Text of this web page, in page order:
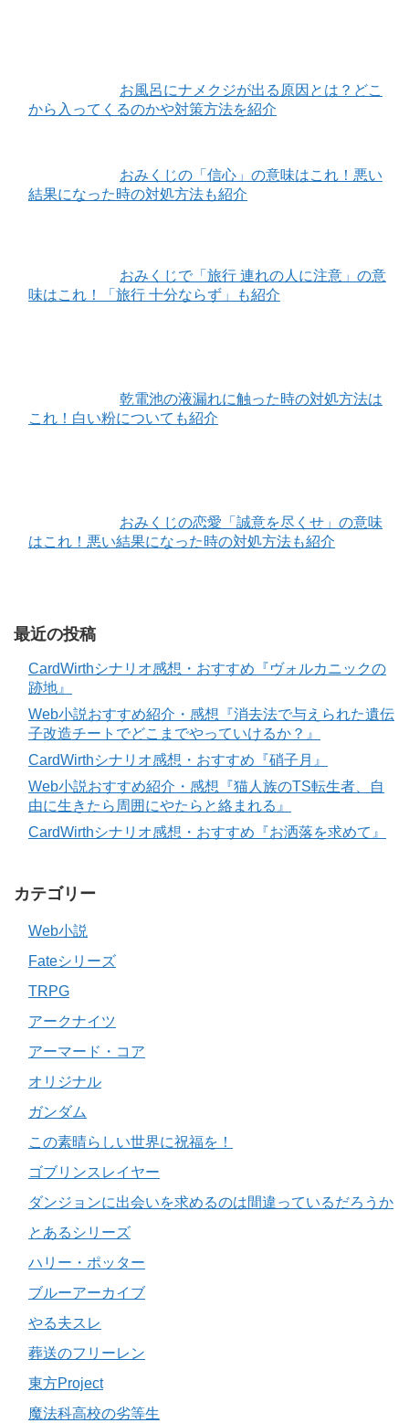
お風呂にナメクジが出る原因とは？どこ
から入ってくるのかや対策方法を紹介
おみくじの「信心」の意味はこれ！悪い
結果になった時の対処方法も紹介
おみくじで「旅行 連れの人に注意」の意
味はこれ！「旅行 十分ならず」も紹介
乾電池の液漏れに触った時の対処方法は
これ！白い粉についても紹介
おみくじの恋愛「誠意を尽くせ」の意味
はこれ！悪い結果になった時の対処方法も紹介
最近の投稿
CardWirthシナリオ感想・おすすめ『ヴォルカニックの
跡地』
Web小説おすすめ紹介・感想『消去法で与えられた遺伝
子改造チートでどこまでやっていけるか？』
CardWirthシナリオ感想・おすすめ『硝子月』
Web小説おすすめ紹介・感想『猫人族のTS転生者、自
由に生きたら周囲にやたらと絡まれる』
CardWirthシナリオ感想・おすすめ『お洒落を求めて』
カテゴリー
Web小説
Fateシリーズ
TRPG
アークナイツ
アーマード・コア
オリジナル
ガンダム
この素晴らしい世界に祝福を！
ゴブリンスレイヤー
ダンジョンに出会いを求めるのは間違っているだろうか
とあるシリーズ
ハリー・ポッター
ブルーアーカイブ
やる夫スレ
葬送のフリーレン
東方Project
魔法科高校の劣等生